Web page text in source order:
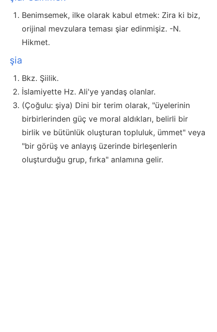
Benimsemek, ilke olarak kabul etmek: Zira ki biz,
orijinal mevzulara teması şiar edinmişiz. -N.
Hikmet.
şia
Bkz. Şiilik.
İslamiyette Hz. Ali'ye yandaş olanlar.
(Çoğulu: şiya) Dini bir terim olarak, "üyelerinin
birbirlerinden güç ve moral aldıkları, belirli bir
birlik ve bütünlük oluşturan topluluk, ümmet" veya
"bir görüş ve anlayış üzerinde birleşenlerin
oluşturduğu grup, fırka" anlamına gelir.